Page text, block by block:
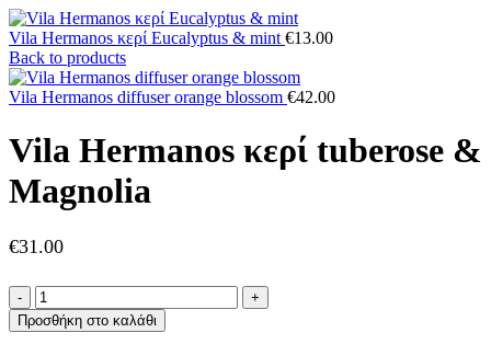
Vila Hermanos κερί Eucalyptus & mint €13.00
Back to products
Vila Hermanos diffuser orange blossom €42.00
Vila Hermanos κερί tuberose &
Magnolia
€31.00
Vila
Hermanos
κερί
Προσθήκη στο καλάθι